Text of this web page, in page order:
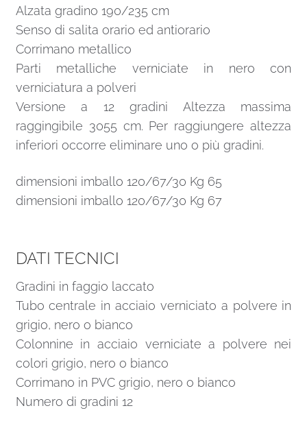
Alzata gradino 190/235 cm
Senso di salita orario ed antiorario
Corrimano metallico
Parti metalliche verniciate in nero con
verniciatura a polveri
Versione a 12 gradini Altezza massima
raggingibile 3055 cm. Per raggiungere altezza
inferiori occorre eliminare uno o più gradini.
dimensioni imballo 120/67/30 Kg 65
dimensioni imballo 120/67/30 Kg 67
DATI TECNICI
Gradini in faggio laccato
Tubo centrale in acciaio verniciato a polvere in
grigio, nero o bianco
Colonnine in acciaio verniciate a polvere nei
colori grigio, nero o bianco
Corrimano in PVC grigio, nero o bianco
Numero di gradini 12